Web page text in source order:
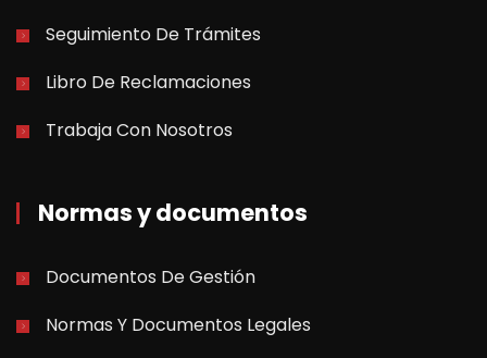
Seguimiento De Trámites
Libro De Reclamaciones
Trabaja Con Nosotros
Normas y documentos
Documentos De Gestión
Normas Y Documentos Legales